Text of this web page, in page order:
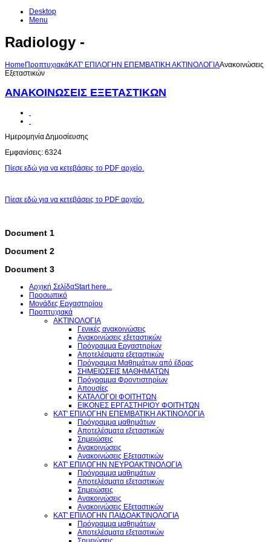
Desktop
Menu
Radiology -
Home ΠροπτυχιακάKAT' ΕΠΙΛΟΓΗΝ ΕΠΕΜΒΑΤΙΚΗ ΑΚΤΙΝΟΛΟΓΙΑΑνακοινώσεις
Εξεταστικών
ΑΝΑΚΟΙΝΩΣΕΙΣ ΕΞΕΤΑΣΤΙΚΩΝ
Ημερομηνία Δημοσίευσης
Εμφανίσεις: 6324
Πίεσε εδώ για να κετεβάσεις το PDF αρχείο.
Πίεσε εδώ για να κετεβάσεις το PDF αρχείο.
Document 1
Document 2
Document 3
Αρχική ΣελίδαStart here...
Προσωπικό
Μονάδες Εργαστηρίου
Προπτυχιακά
ΑΚΤΙΝΟΛΟΓΙΑ
Γενικές ανακοινώσεις
Aνακοινώσεις εξεταστικών
Πρόγραμμα Εργαστηρίων
Αποτελέσματα εξεταστικών
Πρόγραμμα Μαθημάτων από έδρας
ΣΗΜΕΙΩΣΕΙΣ ΜΑΘΗΜΑΤΩΝ
Πρόγραμμα Φροντιστηρίων
Απουσίες
ΚΑΤΑΛΟΓΟΙ ΦΟΙΤΗΤΩΝ
ΕΙΚΟΝΕΣ ΕΡΓΑΣΤΗΡΙΟΥ ΦΟΙΤΗΤΩΝ
KAT' ΕΠΙΛΟΓΗΝ ΕΠΕΜΒΑΤΙΚΗ ΑΚΤΙΝΟΛΟΓΙΑ
Πρόγραμμα μαθημάτων
Αποτελέσματα εξεταστικών
Σημειώσεις
Ανακοινώσεις
Ανακοινώσεις Εξεταστικών
KAT' ΕΠΙΛΟΓΗΝ ΝΕΥΡΟΑΚΤΙΝΟΛΟΓΙΑ
Πρόγραμμα μαθημάτων
Αποτελέσματα εξεταστικών
Σημειώσεις
Ανακοινώσεις
Ανακοινώσεις Εξεταστικών
KAT' ΕΠΙΛΟΓΗΝ ΠΑΙΔΟΑΚΤΙΝΟΛΟΓΙΑ
Πρόγραμμα μαθημάτων
Αποτελέσματα εξεταστικών